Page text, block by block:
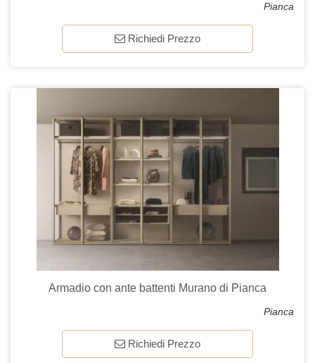
Pianca
Richiedi Prezzo
Armadio con ante battenti Murano di Pianca
Pianca
Richiedi Prezzo